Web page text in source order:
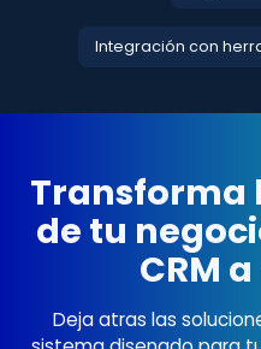
Integración con
Transforma
de tu
CRM
Deja atras las